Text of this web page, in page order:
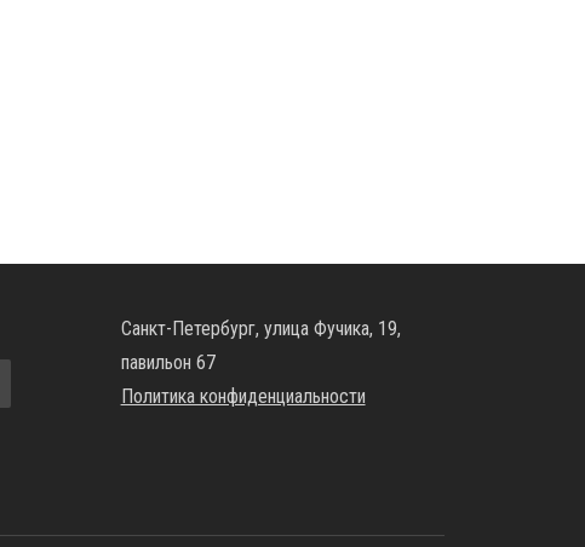
Санкт-Петербург, улица Фучика, 19,
павильон 67
Политика конфиденциальности